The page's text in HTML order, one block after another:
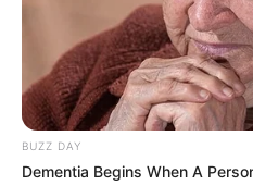
BUZZ DAY
Dementia Begins When A